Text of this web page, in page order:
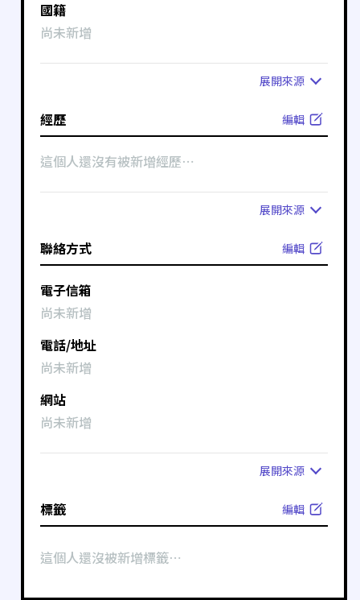
國籍
尚未新增
展開來源
經歷 編輯
這個人還沒有被新增經歷⋯
展開來源
聯絡方式 編輯
電子信箱
尚未新增
電話/地址
尚未新增
網站
尚未新增
展開來源
標籤 編輯
這個人還沒被新增標籤⋯